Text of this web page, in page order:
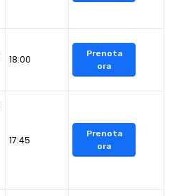
18:00
Prenota
ora
17:45
Prenota
ora